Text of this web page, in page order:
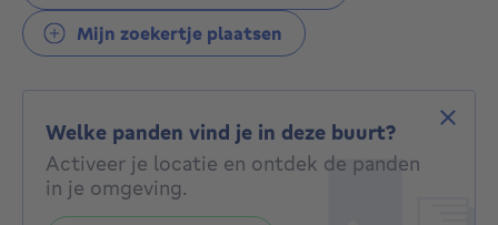
Mijn zoekertje plaatsen
Welke panden vind je in deze buurt?
Activeer je locatie en ontdek de panden
in je omgeving.